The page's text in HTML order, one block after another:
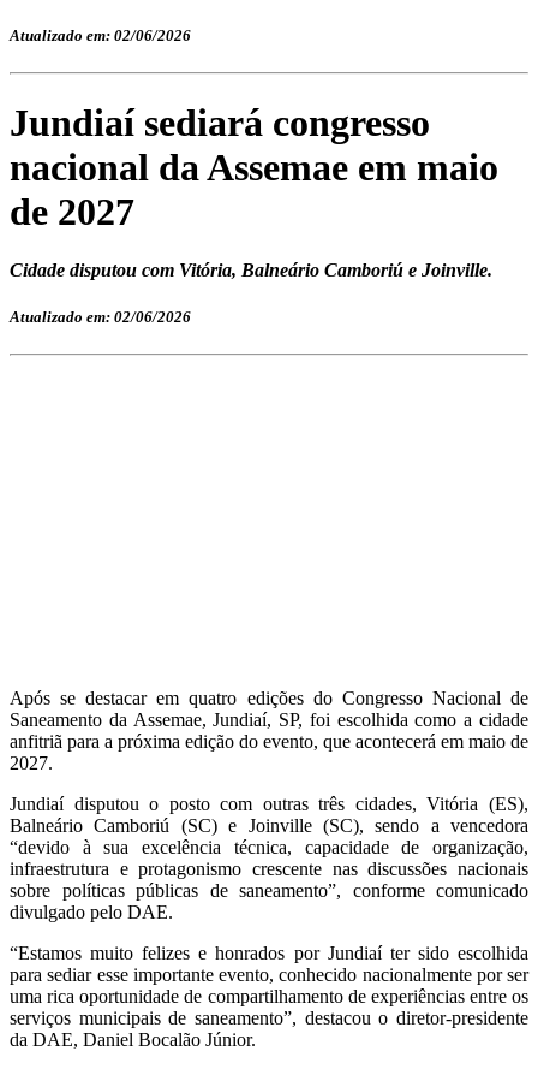
Atualizado em: 02/06/2026
Jundiaí sediará congresso
nacional da Assemae em maio
de 2027
Cidade disputou com Vitória, Balneário Camboriú e Joinville.
Atualizado em: 02/06/2026
Após se destacar em quatro edições do Congresso Nacional de
Saneamento da Assemae, Jundiaí, SP, foi escolhida como a cidade
anfitriã para a próxima edição do evento, que acontecerá em maio de
2027.
Jundiaí disputou o posto com outras três cidades, Vitória (ES),
Balneário Camboriú (SC) e Joinville (SC), sendo a vencedora
“devido à sua excelência técnica, capacidade de organização,
infraestrutura e protagonismo crescente nas discussões nacionais
sobre políticas públicas de saneamento”, conforme comunicado
divulgado pelo DAE.
“Estamos muito felizes e honrados por Jundiaí ter sido escolhida
para sediar esse importante evento, conhecido nacionalmente por ser
uma rica oportunidade de compartilhamento de experiências entre os
serviços municipais de saneamento”, destacou o diretor-presidente
da DAE, Daniel Bocalão Júnior.